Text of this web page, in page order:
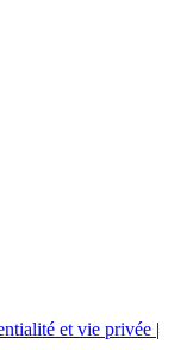
et vie privée |